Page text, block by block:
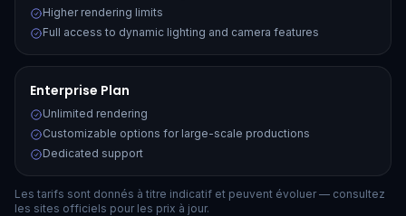
Higher rendering limits
Full access to dynamic lighting and camera features
Enterprise Plan
Unlimited rendering
Customizable options for large-scale productions
Dedicated support
Les tarifs sont donnés à titre indicatif et peuvent évoluer — consultez
les sites officiels pour les prix à jour.